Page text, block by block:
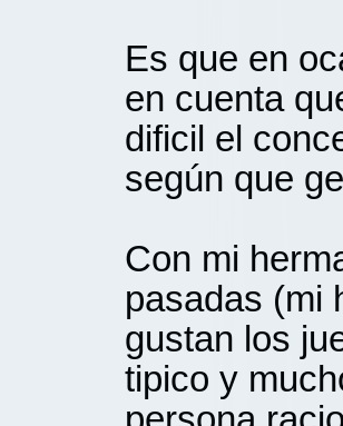
Es que en
en cuenta
dificil el
según que
Con mi
pasadas (mi
gustan los
tipico y